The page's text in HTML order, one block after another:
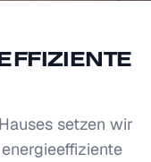
setzen wir